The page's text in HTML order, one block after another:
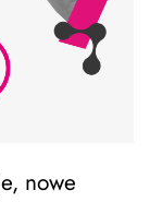
nowe